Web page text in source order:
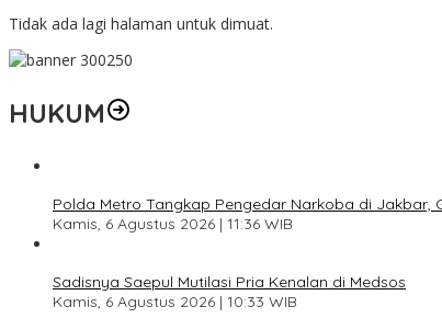
Tidak ada lagi halaman untuk dimuat.
HUKUM
Polda Metro Tangkap Pengedar Narkoba di Jakbar,
Kamis, 6 Agustus 2026 | 11:36 WIB
Sadisnya Saepul Mutilasi Pria Kenalan di Medsos
Kamis, 6 Agustus 2026 | 10:33 WIB